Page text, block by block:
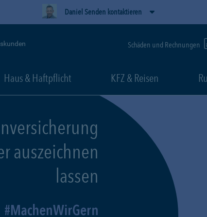
Daniel Senden kontaktieren
Schäden und Rechnungen
Haus & Haftpflicht KFZ & Reisen
auszeichnen
lassen
MachenWirGern